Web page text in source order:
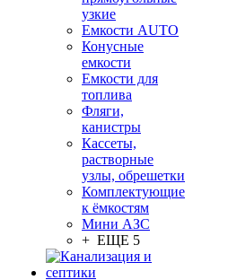
узкие
Емкости АUТО
Конусные
емкости
Емкости для
топлива
Фляги,
канистры
Кассеты,
растворные
узлы, обрешетки
Комплектующие
к ёмкостям
Мини АЗС
+ ЕЩЕ 5